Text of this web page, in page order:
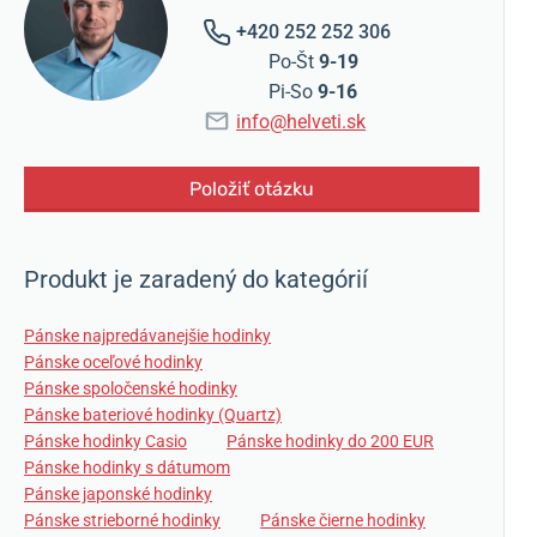
+420 252 252 306
Po-Št 9-19
Pi-So 9-16
info@helveti.sk
Položiť otázku
Produkt je zaradený do kategórií
Pánske najpredávanejšie hodinky
Pánske oceľové hodinky
Pánske spoločenské hodinky
Pánske bateriové hodinky (Quartz)
Pánske hodinky Casio
Pánske hodinky do 200 EUR
Pánske hodinky s dátumom
Pánske japonské hodinky
Pánske strieborné hodinky
Pánske čierne hodinky